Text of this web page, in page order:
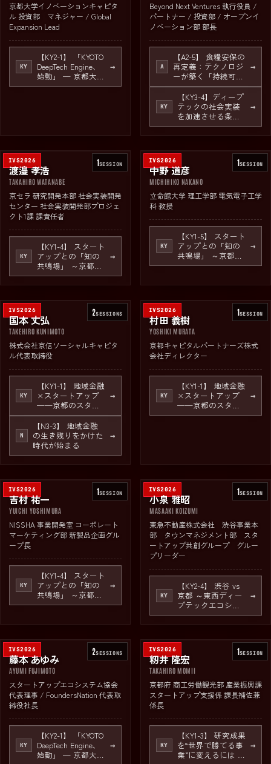
京都大学イノベーションキャピタ
ル 投資部 マネジャー / Global
Expansion Lead
KY
【KY2-1】 「KYOTO
DeepTech Engine、
始動」 — 京都大学
イノベーションキ
→
Beyond Next Ventures 執行役員 /
パートナー / 投資部 / オープンイ
ノベーション部 部長
A
【A2-5】 食糧安保の
再定義：テクノロジ
ーが築く「持続可能
な食」の防波堤
→
KY
【KY3-4】ディープ
テックの社会実装
を加速させる条件
とは？ －万博のそ
の先を、GSEで切
→
IVS2026 1SESSION
渡邉 孝浩
TAKAHIRO WATANABE
京セラ 研究開発本部 社会実装開発
センター 社会実装開発部プロジェ
クト1課 課責任者
KY
【KY1-4】 スタート
アップとの「知の
共鳴場」 ～京都の
大企業・大学とワ
ンストップで出会
新のぶつかり合
い！～
→
IVS2026 1SESSION
中野 道彦
MICHIHIKO NAKANO
立命館大学 理工学部 電気電子工学
科 教授
KY
【KY1-5】 スタート
アップとの「知の
共鳴場」 ～京都の
大企業・大学とワ
える場、伝統と革
い！～
→
IVS2026 2SESSIONS
国本 丈弘
TAKEHIRO KUNIMOTO
株式会社京信ソーシャルキャピタ
ル代表取締役
KY
【KY1-1】 地域金融
×スタートアップ
——京都のスター
トアップ支援、そ
の現在地
→
N
【N3-3】 地域金融
の生き残りをかけた
時代が始まる
→
IVS2026 1SESSION
村田 義樹
YOSHIKI MURATA
京都キャピタルパートナーズ株式
会社ディレクター
KY
【KY1-1】 地域金融
×スタートアップ
——京都のスター
トアップ支援、そ
→
IVS2026 1SESSION
吉村 祐一
YUICHI YOSHIMURA
NISSHA 事業開発室 コーポレート
マーケティング部 新製品企画グル
ープ長
KY
【KY1-4】 スタート
アップとの「知の
共鳴場」 ～京都の
大企業・大学とワ
える場、伝統と革
い！～
→
IVS2026 1SESSION
小泉 雅昭
MASAAKI KOIZUMI
東急不動産株式会社 渋谷事業本
部 タウンマネジメント部 スタ
ートアップ共創グループ グルー
プリーダー
KY
【KY2-4】 渋谷 vs
京都 ～東西ディー
プテックエコシス
テムの聖地を徹底
議論～ powered by
→
IVS2026 2SESSIONS
藤本 あゆみ
AYUMI FUJIMOTO
スタートアップエコシステム協会
代表理事 / FoundersNation 代表取
締役社長
KY
【KY2-1】 「KYOTO
DeepTech Engine、
始動」 — 京都大学
→
IVS2026 1SESSION
籾井 隆宏
TAKAHIRO MOMII
京都府 商工労働観光部 産業振興課
スタートアップ支援係 課長補佐兼
係長
KY
【KY1-3】 研究成果
を“世界で勝てる事
業”に変えるには ～
→